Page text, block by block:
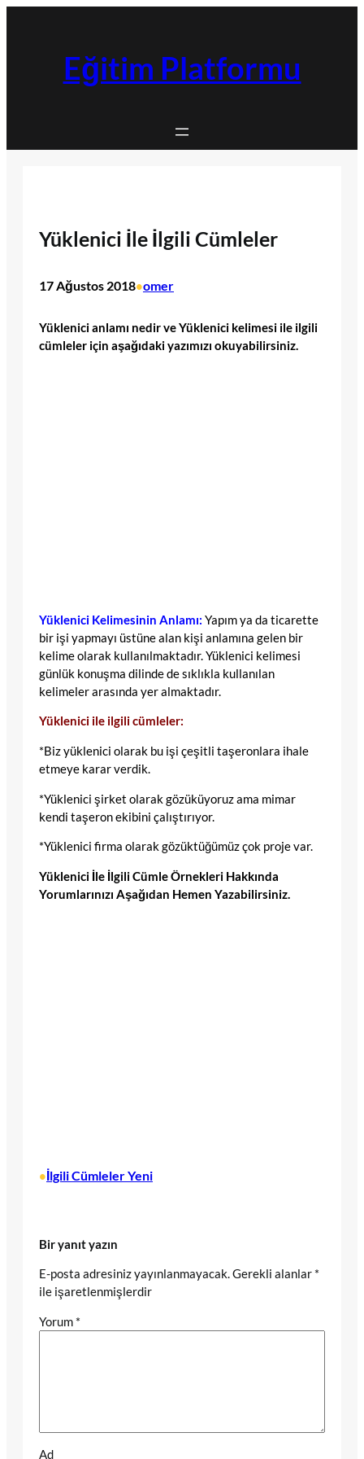
Eğitim Platformu
Yüklenici İle İlgili Cümleler
17 Ağustos 2018•omer
Yüklenici anlamı nedir ve Yüklenici kelimesi ile ilgili
cümleler için aşağıdaki yazımızı okuyabilirsiniz.
Yüklenici Kelimesinin Anlamı: Yapım ya da ticarette
bir işi yapmayı üstüne alan kişi anlamına gelen bir
kelime olarak kullanılmaktadır. Yüklenici kelimesi
günlük konuşma dilinde de sıklıkla kullanılan
kelimeler arasında yer almaktadır.
Yüklenici ile ilgili cümleler:
*Biz yüklenici olarak bu işi çeşitli taşeronlara ihale
etmeye karar verdik.
*Yüklenici şirket olarak gözüküyoruz ama mimar
kendi taşeron ekibini çalıştırıyor.
*Yüklenici firma olarak gözüktüğümüz çok proje var.
Yüklenici İle İlgili Cümle Örnekleri Hakkında
Yorumlarınızı Aşağıdan Hemen Yazabilirsiniz.
•İlgili Cümleler Yeni
Bir yanıt yazın
E-posta adresiniz yayınlanmayacak.Gerekli alanlar *
ile işaretlenmişlerdir
Yorum *
Ad